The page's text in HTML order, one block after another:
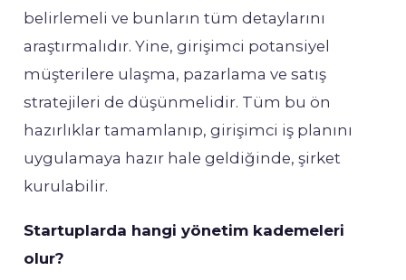
belirlemeli ve bunların tüm detaylarını
araştırmalıdır. Yine, girişimci potansiyel
müşterilere ulaşma, pazarlama ve satış
stratejileri de düşünmelidir. Tüm bu ön
hazırlıklar tamamlanıp, girişimci iş planını
uygulamaya hazır hale geldiğinde, şirket
kurulabilir.
Startuplarda hangi yönetim kademeleri
olur?